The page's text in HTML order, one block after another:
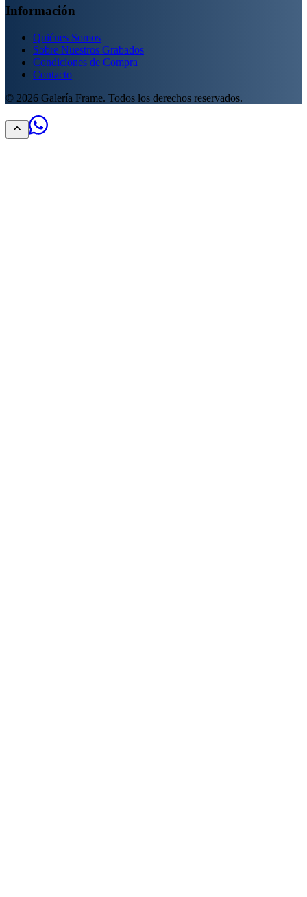
Información
Quiénes Somos
Sobre Nuestros Grabados
Condiciones de Compra
Contacto
© 2026 Galería Frame. Todos los derechos reservados.